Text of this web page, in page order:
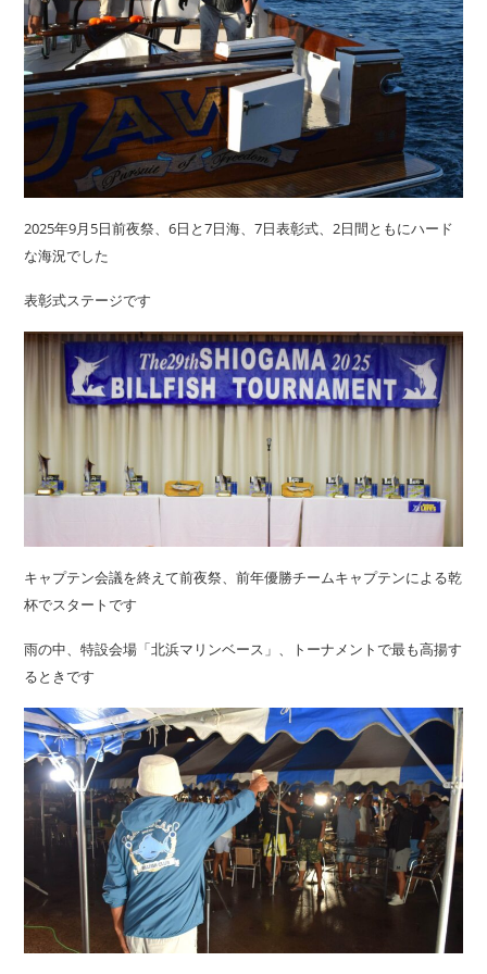
2025年9月5日前夜祭、6日と7日海、7日表彰式、2日間ともにハード
な海況でした
表彰式ステージです
キャプテン会議を終えて前夜祭、前年優勝チームキャプテンによる乾
杯でスタートです
雨の中、特設会場「北浜マリンベース」、トーナメントで最も高揚す
るときです